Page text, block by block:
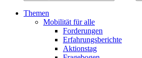
Themen
Mobilität für alle
Forderungen
Erfahrungsberichte
Aktionstag